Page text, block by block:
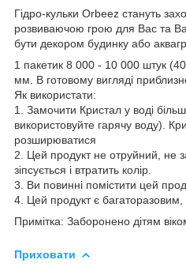
Гідро-кульки Orbeez стануть
розвиваючою грою для Вас та
бути декором будинку або
1 пакетик 8 000 - 10 000 штук
мм. В готовому вигляді
Як використати:
1. Замочити Кристал у воді
використовуйте гарячу воду).
розширюватися
2. Цей продукт не отруйний, не
зіпсується і втратить колір.
3. Ви повинні помістити цей
4. Цей продукт є багаторазовим,
Примітка: Заборонено дітям
Приховати